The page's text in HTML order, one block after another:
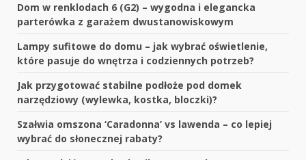
Dom w renklodach 6 (G2) – wygodna i elegancka
parterówka z garażem dwustanowiskowym
Lampy sufitowe do domu – jak wybrać oświetlenie,
które pasuje do wnętrza i codziennych potrzeb?
Jak przygotować stabilne podłoże pod domek
narzędziowy (wylewka, kostka, bloczki)?
Szałwia omszona ‘Caradonna’ vs lawenda – co lepiej
wybrać do słonecznej rabaty?